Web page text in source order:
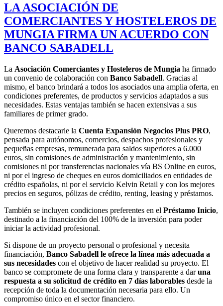
LA ASOCIACIÓN DE
COMERCIANTES Y HOSTELEROS DE
MUNGIA FIRMA UN ACUERDO CON
BANCO SABADELL
La Asociación Comerciantes y Hosteleros de Mungia ha firmado
un convenio de colaboración con Banco Sabadell. Gracias al
mismo, el banco brindará a todos los asociados una amplia oferta, en
condiciones preferentes, de productos y servicios adaptados a sus
necesidades. Estas ventajas también se hacen extensivas a sus
familiares de primer grado.
Queremos destacarle la Cuenta Expansión Negocios Plus PRO,
pensada para autónomos, comercios, despachos profesionales y
pequeñas empresas, remunerada para saldos superiores a 6.000
euros, sin comisiones de administración y mantenimiento, sin
comisiones ni por transferencias nacionales vía BS Online en euros,
ni por el ingreso de cheques en euros domiciliados en entidades de
crédito españolas, ni por el servicio Kelvin Retail y con los mejores
precios en seguros, pólizas de crédito, renting, leasing y préstamos.
También se incluyen condiciones preferentes en el Préstamo Inicio,
destinado a la financiación del 100% de la inversión para poder
iniciar la actividad profesional.
Si dispone de un proyecto personal o profesional y necesita
financiación, Banco Sabadell le ofrece la línea más adecuada a
sus necesidades con el objetivo de hacer realidad su proyecto. El
banco se compromete de una forma clara y transparente a daruna
respuesta a su solicitud de crédito en 7 días laborables desde la
recepción de toda la documentación necesaria para ello. Un
compromiso único en el sector financiero.